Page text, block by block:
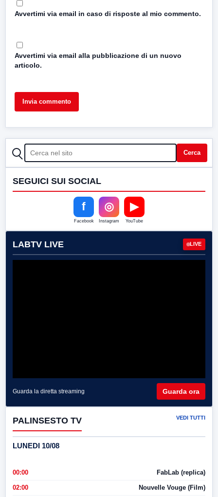
Avvertimi via email in caso di risposte al mio commento.
Avvertimi via email alla pubblicazione di un nuovo
articolo.
CERCA Cerca
SEGUICI SUI SOCIAL
f
Facebook
◎
Instagram
▶
YouTube
LABTV LIVE LIVE
Guarda la diretta streaming Guarda ora
PALINSESTO TV VEDI TUTTI
LUNEDI 10/08
00:00 FabLab (replica)
02:00 Nouvelle Vouge (Film)